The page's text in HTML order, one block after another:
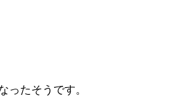
ったそうです。